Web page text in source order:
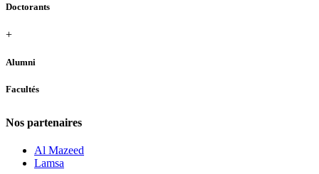
Doctorants
+
Alumni
Facultés
Nos partenaires
Al Mazeed
Lamsa